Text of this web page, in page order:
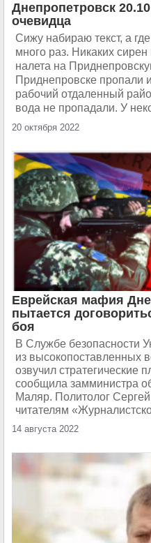
Днепропетровск
очевидца
Сижу набираю текст, а
много раз. Никаких
налета на
Приднепровске пропали
рабочий отдаленный
вода не пропадали. У
20 октября 2022
Еврейская мафия
пытается
боя
В Службе безопасности
из высокопоставленных
озвучил стратегические
сообщила замминистра
Маляр. Политолог
читателям
14 августа 2022